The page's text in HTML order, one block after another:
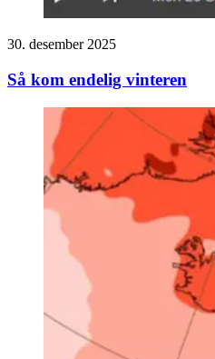
30. desember 2025
Så kom endelig vinteren